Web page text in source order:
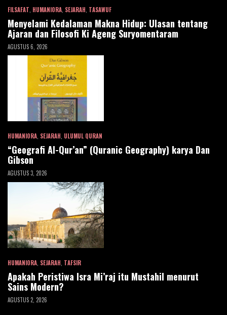
FILSAFAT HUMANIORA SEJARAH TASAWUF
Menyelami Kedalaman Makna Hidup: Ulasan tentang
Ajaran dan Filosofi Ki Ageng Suryomentaram
AGUSTUS 6, 2026
HUMANIORA SEJARAH ULUMUL QURAN
“Geografi Al-Qur’an” (Quranic Geography) karya Dan
Gibson
AGUSTUS 3, 2026
HUMANIORA SEJARAH TAFSIR
Apakah Peristiwa Isra Mi’raj itu Mustahil menurut
Sains Modern?
AGUSTUS 2, 2026